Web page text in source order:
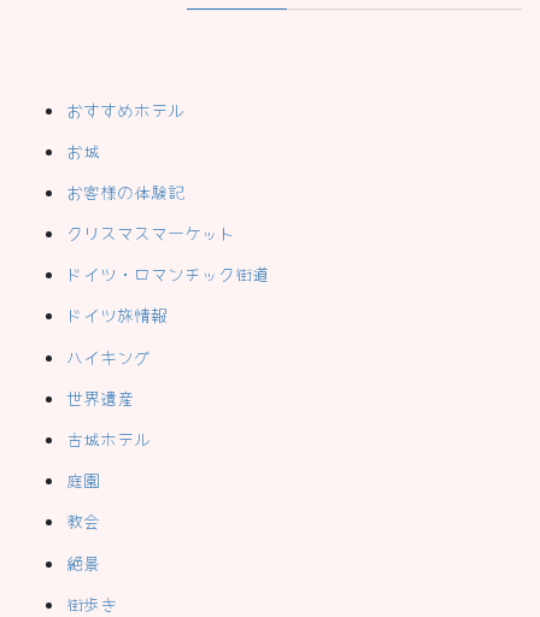
おすすめホテル
お城
お客様の体験記
クリスマスマーケット
ドイツ・ロマンチック街道
ドイツ旅情報
ハイキング
世界遺産
古城ホテル
庭園
教会
絶景
街歩き